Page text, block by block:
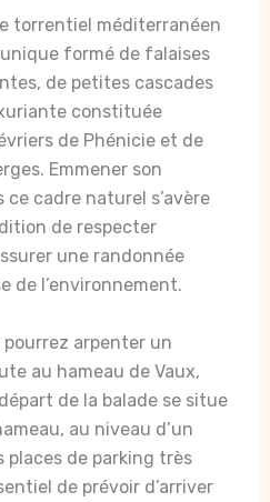
torrentiel méditerranéen
formé de falaises
de petites cascades
constituée
de Phénicie et de
Emmener son
cadre naturel s’avère
de respecter
une randonnée
de l’environnement.
arpenter un
au hameau de Vaux,
de la balade se situe
au niveau d’un
de parking très
de prévoir d’arriver